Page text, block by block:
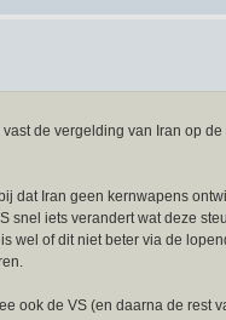
de vergelding van Iran op
dat Iran geen kernwapens
iets verandert wat deze
wel of dit niet beter via de
ook de VS (en daarna de rest